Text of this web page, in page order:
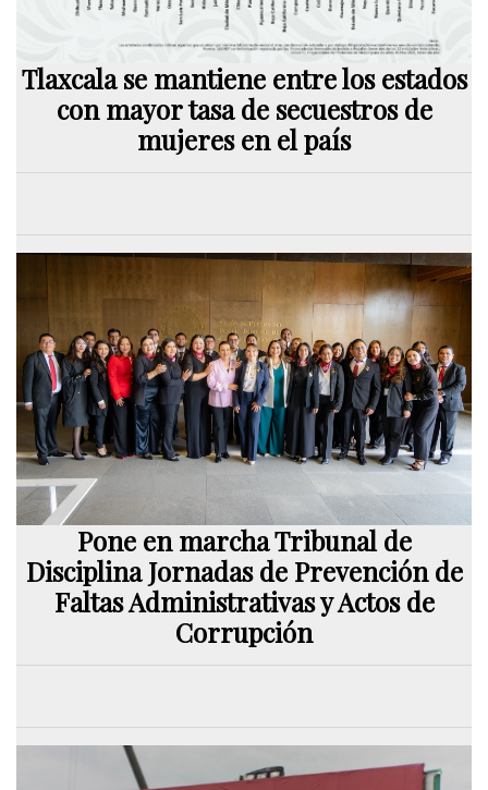
Tlaxcala se mantiene entre los estados
con mayor tasa de secuestros de
mujeres en el país
Pone en marcha Tribunal de
Disciplina Jornadas de Prevención de
Faltas Administrativas y Actos de
Corrupción